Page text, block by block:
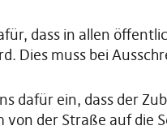
dass in allen
Dies muss bei
dafür ein, dass der
der Straße auf die